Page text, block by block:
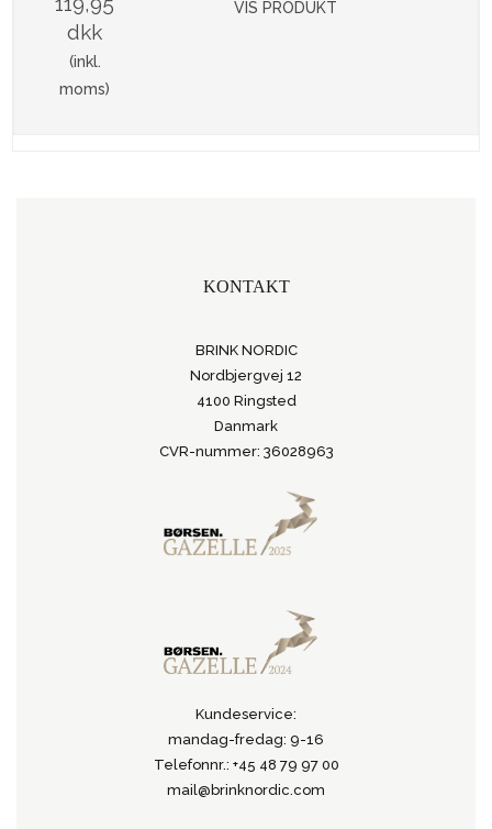
dkk
(inkl.
moms)
VIS PRODUKT
KONTAKT
BRINK NORDIC
Nordbjergvej 12
4100 Ringsted
Danmark
CVR-nummer: 36028963
Kundeservice:
mandag-fredag: 9-16
Telefonnr.: +45 48 79 97 00
mail@brinknordic.com